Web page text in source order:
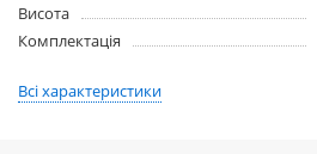
Висота
Комплектація
Всі характеристики